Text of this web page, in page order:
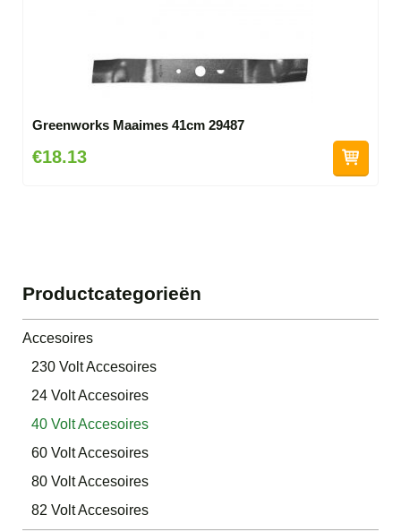
Greenworks Maaimes 41cm 29487
€18.13
Productcategorieën
Accesoires
230 Volt Accesoires
24 Volt Accesoires
40 Volt Accesoires
60 Volt Accesoires
80 Volt Accesoires
82 Volt Accesoires